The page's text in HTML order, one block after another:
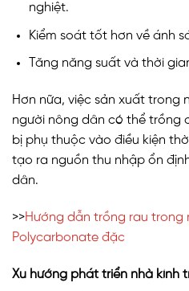
nghiệt.
Kiểm soát tốt hơn về ánh
Tăng năng suất và thời
Hơn nữa, việc sản xuất trong
người nông dân có thể trồng
bị phụ thuộc vào điều kiện
tạo ra nguồn thu nhập ổn
dân.
>>Hướng dẫn trồng rau trong
Polycarbonate đặc
Xu hướng phát triển nhà kính